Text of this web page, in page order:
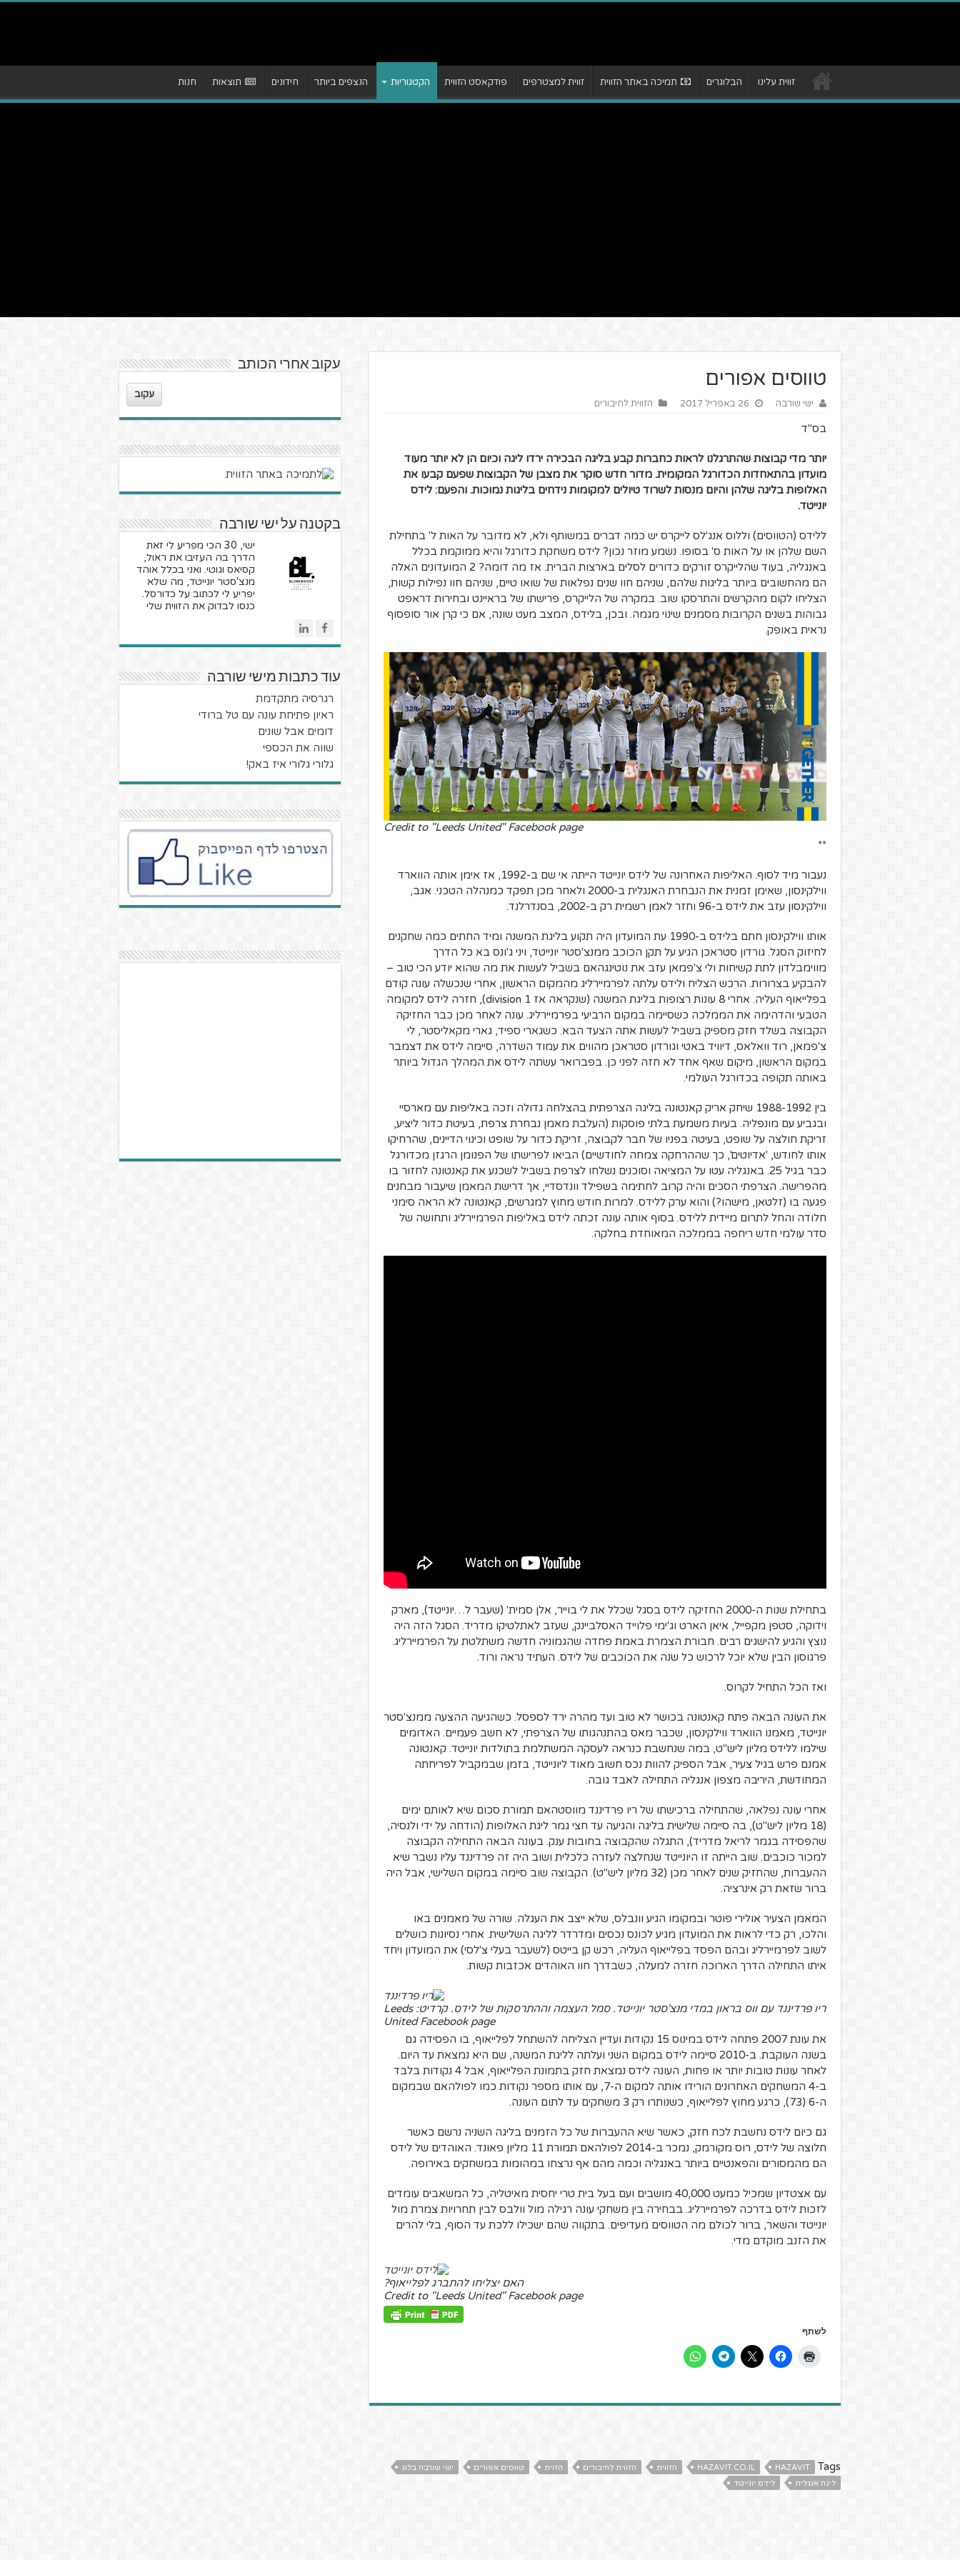
זווית עלינו הבלוגרים תמיכה באתר הזווית זווית למצטרפים פודקאסט הזווית הקטגוריות הנצפים ביותר חידונים תוצאות חנות
טווסים אפורים
ישי שורבה 26 באפריל 2017 הזווית לחיבורים
בס"ד
יותר מדי קבוצות שהתרגלנו לראות כחברות קבע בליגה הבכירה ירדו ליגה וכיום הן לא יותר מעוד
מועדון בהתאחדות הכדורגל המקומית. מדור חדש סוקר את מצבן של הקבוצות שפעם קבעו את
האלופות בליגה שלהן והיום מנסות לשרוד טיולים למקומות נידחים בליגות נמוכות. והפעם: לידס
יונייטד.
ללידס (הטווסים) וללוס אנג'לס לייקרס יש כמה דברים במשותף ולא, לא מדובר על האות ל' בתחילת
השם שלהן או על האות ס' בסופו. נשמע מוזר נכון? לידס משחקת כדורגל והיא ממוקמת בכלל
באנגליה, בעוד שהלייקרס זורקים כדורים לסלים בארצות הברית. אז מה דומה? 2 המועדונים האלה
הם מהחשובים ביותר בליגות שלהם, שניהם חוו שנים נפלאות של שואו טיים, שניהם חוו נפילות קשות,
הצליחו לקום מהקרשים והתרסקו שוב. במקרה של הלייקרס, פרישתו של בראיינט ובחירות דראפט
גבוהות בשנים הקרובות מסמנים שינוי מגמה. ובכן, בלידס, המצב מעט שונה, אם כי קרן אור סופסוף
נראית באופק.
Credit to "Leeds United" Facebook page
**
נעבור מיד לסוף. האליפות האחרונה של לידס יונייטד הייתה אי שם ב-1992, אז אימן אותה הווארד
ווילקינסון, שאימן זמנית את הנבחרת האנגלית ב-2000 ולאחר מכן תפקד כמנהלה הטכני. אגב,
ווילקינסון עזב את לידס ב-96 וחזר לאמן רשמית רק ב-2002, בסנדרלנד.
אותו ווילקינסון חתם בלידס ב-1990 עת המועדון היה תקוע בליגת המשנה ומיד החתים כמה שחקנים
לחיזוק הסגל. גורדון סטראכן הגיע על תקן הכוכב ממנצ'סטר יונייטד, ויני ג'ונס בא כל הדרך
מווימבלדון לתת קשיחות ולי צ'פמאן עזב את נוטינגהאם בשביל לעשות את מה שהוא יודע הכי טוב –
להבקיע בצרורות. הרכש הצליח ולידס עלתה לפרמיירליג מהמקום הראשון, אחרי שנכשלה עונה קודם
בפלייאוף העליה. אחרי 8 עונות רצופות בליגת המשנה (שנקראה אז division 1), חזרה לידס למקומה
הטבעי והדהימה את הממלכה כשסיימה במקום הרביעי בפרמיירליג. עונה לאחר מכן כבר החזיקה
הקבוצה בשלד חזק מספיק בשביל לעשות אתה הצעד הבא. כשגארי ספיד, גארי מקאליסטר, לי
צ'פמאן, רוד וואלאס, דיוויד באטי וגורדון סטראכן מהווים את עמוד השדרה, סיימה לידס את דצמבר
במקום הראשון, מיקום שאף אחד לא חזה לפני כן. בפברואר עשתה לידס את המהלך הגדול ביותר
באותה תקופה בכדורגל העולמי.
בין 1988-1992 שיחק אריק קאנטונה בליגה הצרפתית בהצלחה גדולה וזכה באליפות עם מארסיי
ובגביע עם מונפליה. בעיות משמעת בלתי פוסקות (העלבת מאמן נבחרת צרפת, בעיטת כדור ליציע,
זריקת חולצה על שופט, בעיטה בפניו של חבר לקבוצה, זריקת כדור על שופט וכינוי הדיינים, שהרחיקו
אותו לחודש, 'אדיוטים', כך שההרחקה צמחה לחודשיים) הביאו לפרישתו של הפנומן הרגזן מכדורגל
כבר בגיל 25. באנגליה עטו על המציאה וסוכנים נשלחו לצרפת בשביל לשכנע את קאנטונה לחזור בו
מהפרישה. הצרפתי הסכים והיה קרוב לחתימה בשפילד וונדסדיי, אך דרישת המאמן שיעבור מבחנים
פגעה בו (זלטאן, מישהו?) והוא ערק ללידס. למרות חודש מחוץ למגרשים, קאנטונה לא הראה סימני
חלודה והחל לתרום מיידית ללידס. בסוף אותה עונה זכתה לידס באליפות הפרמיירליג ותחושה של
סדר עולמי חדש ריחפה בממלכה המאוחדת בחלקה.
בתחילת שנות ה-2000 החזיקה לידס בסגל שכלל את לי בוייר, אלן סמית' (שעבר ל…יונייטד), מארק
וידוקה, סטפן מקפייל, איאן הארט וג'ימי פלוייד האסלביינק, שעזב לאתלטיקו מדריד. הסגל הזה היה
נוצץ והגיע להישגים רבים. חבורת הצמרת באמת פחדה שהגמוניה חדשה משתלטת על הפרמיירליג.
פרגוסון הבין שלא יוכל לרכוש כל שנה את הכוכבים של לידס. העתיד נראה ורוד.
ואז הכל התחיל לקרוס.
את העונה הבאה פתח קאנטונה בכושר לא טוב ועד מהרה ירד לספסל. כשהגיעה ההצעה ממנצ'סטר
יונייטד, מאמנו הווארד ווילקינסון, שכבר מאס בהתנהגותו של הצרפתי, לא חשב פעמיים. האדומים
שילמו ללידס מליון ליש"ט, במה שנחשבת כנראה לעסקה המשתלמת בתולדות יונייטד. קאנטונה
אמנם פרש בגיל צעיר, אבל הספיק להוות נכס חשוב מאוד ליונייטד, בזמן שבמקביל לפריחתה
המחודשת, היריבה מצפון אנגליה התחילה לאבד גובה.
אחרי עונה נפלאה, שהתחילה ברכישתו של ריו פרדיננד מווסטהאם תמורת סכום שיא לאותם ימים
(18 מליון ליש"ט), בה סיימה שלישית בליגה והגיעה עד חצי גמר ליגת האלופות (הודחה על ידי ולנסיה,
שהפסידה בגמר לריאל מדריד), התגלה שהקבוצה בחובות ענק. בעונה הבאה התחילה הקבוצה
למכור כוכבים. שוב הייתה זו היונייטד שנחלצה לעזרה כלכלית ושוב היה זה פרדיננד עליו נשבר שיא
ההעברות, שהחזיק שנים לאחר מכן (32 מליון ליש"ט). הקבוצה שוב סיימה במקום השלישי, אבל היה
ברור שזאת רק אינרציה.
המאמן הצעיר אולירי פוטר ובמקומו הגיע וונבלס, שלא ייצב את העגלה. שורה של מאמנים באו
והלכו, רק כדי לראות את המועדון מגיע לכונס נכסים ומדרדר לליגה השלישית. אחרי נסיונות כושלים
לשוב לפרמיירליג ובהם הפסד בפלייאוף העליה, רכש קן בייטס (לשעבר בעלי צ'לסי) את המועדון ויחד
איתו התחילה הדרך הארוכה חזרה למעלה, כשבדרך חוו האוהדים אכזבות קשות.
ריו פרדיננד עם ווס בראון במדי מנצ'סטר יונייטד. סמל העצמה וההתרסקות של לידס. קרדיט: Leeds
United Facebook page
את עונת 2007 פתחה לידס במינוס 15 נקודות ועדיין הצליחה להשתחל לפלייאוף, בו הפסידה גם
בשנה העוקבת. ב-2010 סיימה לידס במקום השני ועלתה לליגת המשנה, שם היא נמצאת עד היום.
לאחר עונות טובות יותר או פחות, העונה לידס נמצאת חזק בתמונת הפלייאוף, אבל 4 נקודות בלבד
ב-4 המשחקים האחרונים הורידו אותה למקום ה-7, עם אותו מספר נקודות כמו לפולהאם שבמקום
ה-6 (73), כרגע מחוץ לפלייאוף, כשנותרו רק 3 משחקים עד לתום העונה.
גם כיום לידס נחשבת לכח חזק, כאשר שיא ההעברות של כל הזמנים בליגה השניה נרשם כאשר
חלוצה של לידס, רוס מקורמק, נמכר ב-2014 לפולהאם תמורת 11 מליון פאונד. האוהדים של לידס
הם מהמסורים והפאנטיים ביותר באנגליה וכמה מהם אף נרצחו במהומות במשחקים באירופה.
עם אצטדיון שמכיל כמעט 40,000 מושבים ועם בעל בית טרי יחסית מאיטליה, כל המשאבים עומדים
לזכות לידס בדרכה לפרמיירליג. בבחירה בין משחקי עונה רגילה מול וולבס לבין תחרויות צמרת מול
יונייטד והשאר, ברור לכולם מה הטווסים מעדיפים. בתקווה שהם ישכילו ללכת עד הסוף, בלי להרים
את הזנב מוקדם מדי.
האם יצליחו להתברג לפלייאוף?
Credit to "Leeds United" Facebook page
לשתף
Tags
HAZAVIT
HAZAVIT.CO.IL הזווית הזווית לחיבורים הזוית טווסים אפורים
ישי שורבה בלוג
ליגה אנגלית
לידס יונייטד
עקוב אחרי הכותב
עקוב
בקטנה על ישי שורבה
ישי, 30 הכי מפריע לי זאת
הדרך בה העזיבו את ראול,
קסיאס וגוטי. ואני בכלל אוהד
מנצ'סטר יונייטד, מה שלא
יפריע לי לכתוב על כדורסל.
כנסו לבדוק את הזווית שלי
עוד כתבות מישי שורבה
רגרסיה מתקדמת
ראיון פתיחת עונה עם טל ברודי
דומים אבל שונים
שווה את הכספי
גלורי גלורי איז באק!